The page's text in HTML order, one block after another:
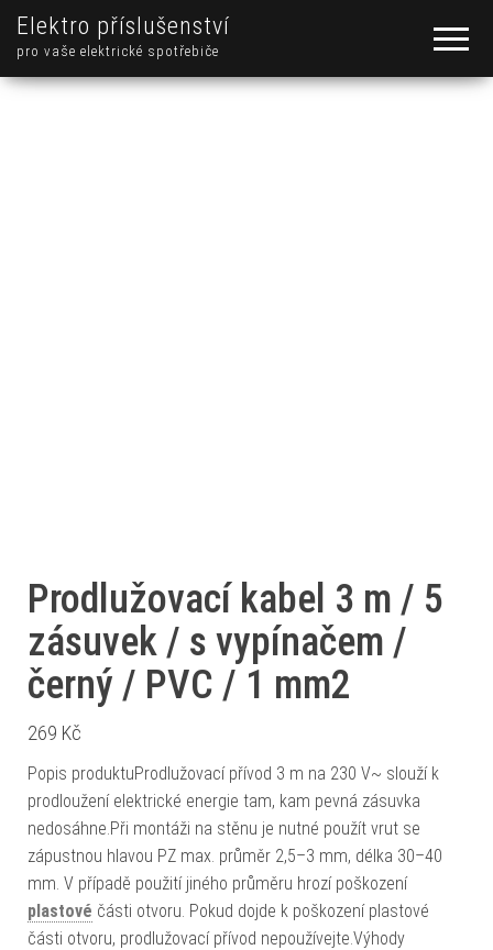
Elektro příslušenství
pro vaše elektrické spotřebiče
Prodlužovací kabel 3 m / 5
zásuvek / s vypínačem /
černý / PVC / 1 mm2
269 Kč
Popis produktuProdlužovací přívod 3 m na 230 V~ slouží k
prodloužení elektrické energie tam, kam pevná zásuvka
nedosáhne.Při montáži na stěnu je nutné použít vrut se
zápustnou hlavou PZ max. průměr 2,5–3 mm, délka 30–40
mm. V případě použití jiného průměru hrozí poškození
plastové části otvoru. Pokud dojde k poškození plastové
části otvoru, prodlužovací přívod nepoužívejte.Výhody